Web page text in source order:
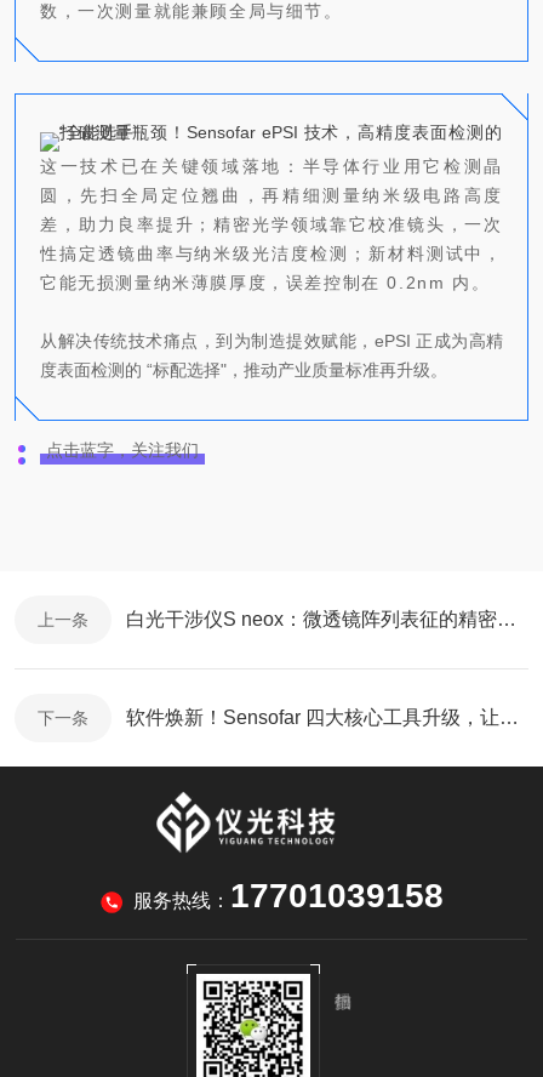
数，一次测量就能兼顾全局与细节。
这一技术已在关键领域落地：半导体行业用它检测晶
圆，先扫全局定位翘曲，再精细测量纳米级电路高度
差，助力良率提升；精密光学领域靠它校准镜头，一次
性搞定透镜曲率与纳米级光洁度检测；新材料测试中，
它能无损测量纳米薄膜厚度，误差控制在 0.2nm 内。
从解决传统技术痛点，到为制造提效赋能，ePSI 正成为高精
度表面检测的 “标配选择"，推动产业质量标准再升级。
点击蓝字，关注我们
上一条 白光干涉仪S neox：微透镜阵列表征的精密产品
下一条 软件焕新！Sensofar 四大核心工具升级，让科研与检测效率翻倍
服务热线： 17701039158